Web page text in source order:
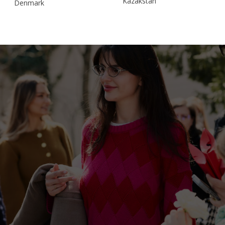
Denmark
France
Germany
Ireland
Lithuania
Luxembourg
Netherlands
Norway
Poland
Hong Kong
China
Japan
Qatar